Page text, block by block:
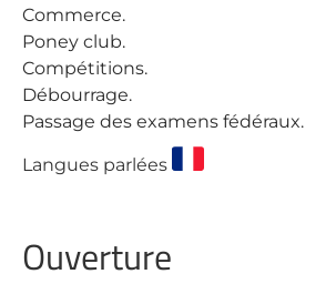
Commerce.
Poney club.
Compétitions.
Débourrage.
Passage des examens fédéraux.
Langues parlées
Ouverture